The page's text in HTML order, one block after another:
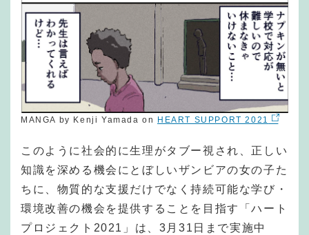
MANGA by Kenji Yamada on HEART SUPPORT 2021
このように社会的に生理がタブー視され、正しい
知識を深める機会にとぼしいザンビアの女の子た
ちに、物質的な支援だけでなく持続可能な学び・
環境改善の機会を提供することを目指す「ハート
プロジェクト2021」は、3月31日まで実施中